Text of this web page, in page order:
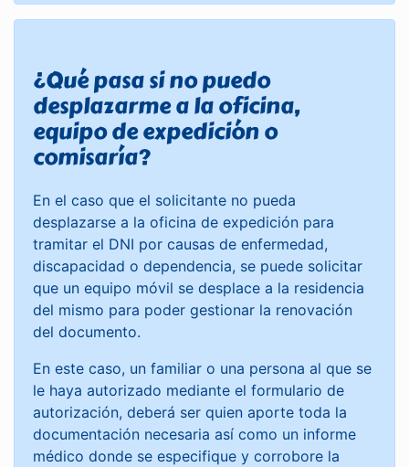
¿Qué pasa si no puedo
desplazarme a la oficina,
equipo de expedición o
comisaría?
En el caso que el solicitante no pueda
desplazarse a la oficina de expedición para
tramitar el DNI por causas de enfermedad,
discapacidad o dependencia, se puede solicitar
que un equipo móvil se desplace a la residencia
del mismo para poder gestionar la renovación
del documento.
En este caso, un familiar o una persona al que se
le haya autorizado mediante el formulario de
autorización, deberá ser quien aporte toda la
documentación necesaria así como un informe
médico donde se especifique y corrobore la